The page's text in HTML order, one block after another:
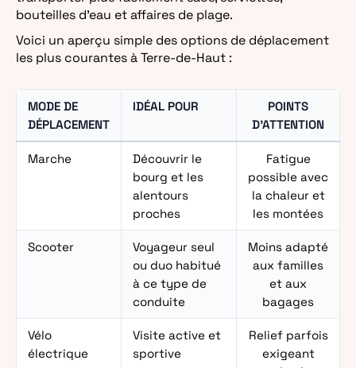
bouteilles d’eau et affaires de plage.
Voici un aperçu simple des options de déplacement
les plus courantes à Terre-de-Haut :
MODE DE
DÉPLACEMENT
IDÉAL POUR
POINTS
D’ATTENTION
Marche
Découvrir le
bourg et les
alentours
proches
Fatigue
possible avec
la chaleur et
les montées
Scooter
Voyageur seul
ou duo habitué
à ce type de
conduite
Moins adapté
aux familles
et aux
bagages
Vélo
électrique
Visite active et
sportive
Relief parfois
exigeant